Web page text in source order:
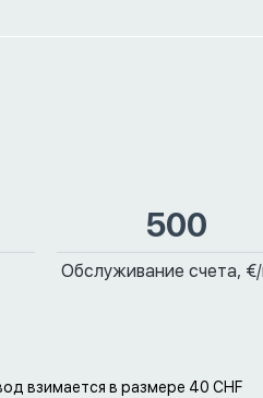
500
Обслуживание счета,
взимается в размере 40 CHF